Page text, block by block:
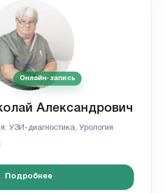
Онлайн-запись
Александрович
УЗИ-диагностика, Урология
Подробнее